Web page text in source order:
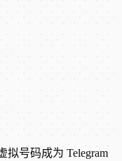
号码成为 Telegram